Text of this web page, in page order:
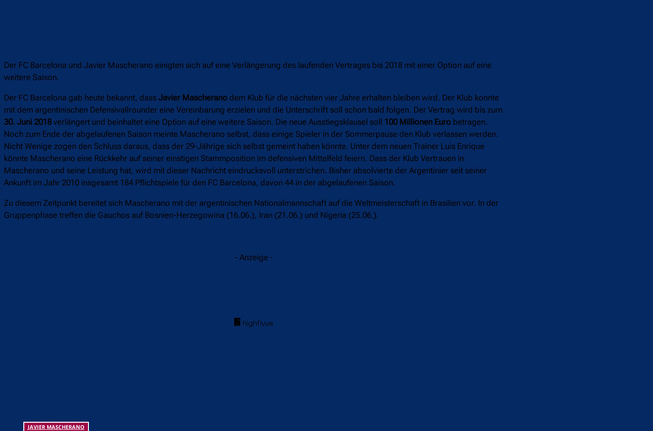
Der FC Barcelona und Javier Mascherano einigten sich auf eine Verlängerung des laufenden Vertrages bis 2018 mit einer Option auf eine
weitere Saison.
Der FC Barcelona gab heute bekannt, dass Javier Mascherano dem Klub für die nächsten vier Jahre erhalten bleiben wird. Der Klub konnte
mit dem argentinischen Defensivallrounder eine Vereinbarung erzielen und die Unterschrift soll schon bald folgen. Der Vertrag wird bis zum
30. Juni 2018verlängert und beinhaltet eine Option auf eine weitere Saison. Die neue Ausstiegsklausel soll 100 Millionen Euro betragen.
Noch zum Ende der abgelaufenen Saison meinte Mascherano selbst, dass einige Spieler in der Sommerpause den Klub verlassen werden.
Nicht Wenige zogen den Schluss daraus, dass der 29-Jährige sich selbst gemeint haben könnte. Unter dem neuen Trainer Luis Enrique
könnte Mascherano eine Rückkehr auf seiner einstigen Stammposition im defensiven Mittelfeld feiern. Dass der Klub Vertrauen in
Mascherano und seine Leistung hat, wird mit dieser Nachricht eindrucksvoll unterstrichen. Bisher absolvierte der Argentinier seit seiner
Ankunft im Jahr 2010 insgesamt 184 Pflichtspiele für den FC Barcelona, davon 44 in der abgelaufenen Saison.
Zu diesem Zeitpunkt bereitet sich Mascherano mit der argentinischen Nationalmannschaft auf die Weltmeisterschaft in Brasilien vor. In der
Gruppenphase treffen die Gauchos auf Bosnien-Herzegowina (16.06.), Iran (21.06.) und Nigeria (25.06.).
- Anzeige -
JAVIER MASCHERANO